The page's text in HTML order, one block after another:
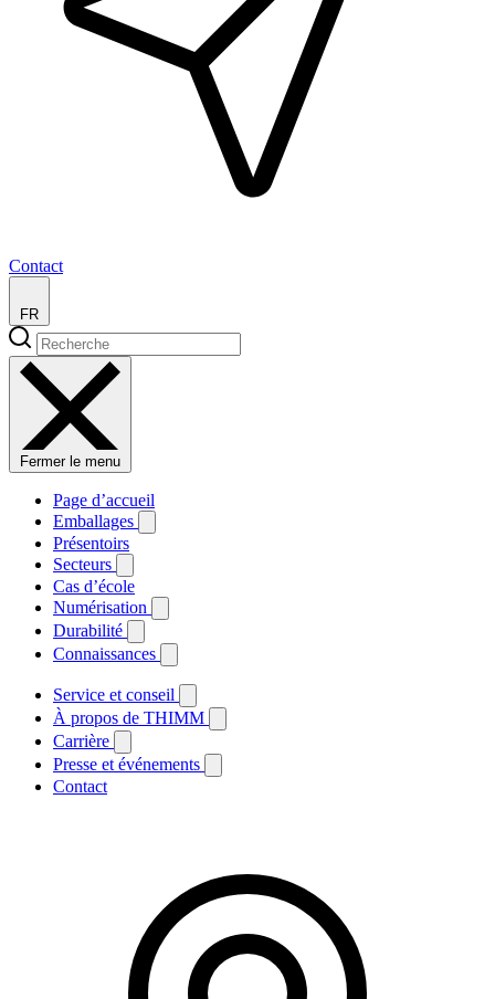
Contact
FR
Fermer le menu
Page d’accueil
Emballages
Présentoirs
Secteurs
Cas d’école
Numérisation
Durabilité
Connaissances
Service et conseil
À propos de THIMM
Carrière
Presse et événements
Contact